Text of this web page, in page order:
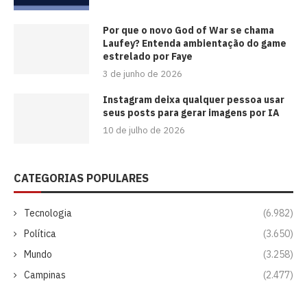
Por que o novo God of War se chama
Laufey? Entenda ambientação do game
estrelado por Faye
3 de junho de 2026
Instagram deixa qualquer pessoa usar
seus posts para gerar imagens por IA
10 de julho de 2026
CATEGORIAS POPULARES
Tecnologia
(6.982)
Política
(3.650)
Mundo
(3.258)
Campinas
(2.477)